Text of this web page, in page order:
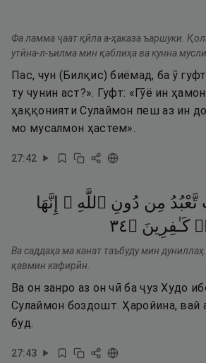
Фа ламма ҷаат қӣла а-ҳаказа ъаршуки.
утӣна-л-ъилма мин қаблиҳа ва кунна
Пас, чун (Билқис) биёмад, ба ӯ
ту чунин аст?». Гуфт: «Гӯё ин
ҳаққонияти Сулаймон пеш аз ин
мо мусалмон ҳастем».
27:42
تَّعْبُدُ مِن دُونِ ٱللَّهِ ۖ إِنَّهَا
كَـٰفِرِينَ ۝٤٣
Ва саддаҳа ма канат таъбуду мин
қавмин кафирӣн.
Ва он занро аз он чӣ ба ҷуз Худо
Сулаймон боздошт. Ҳаройина, вай
буд.
27:43